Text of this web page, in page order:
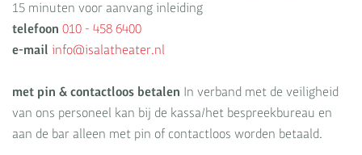
15 minuten voor aanvang inleiding
telefoon 010 - 458 6400
e-mail info@isalatheater.nl
met pin & contactloos betalen In verband met de veiligheid
van ons personeel kan bij de kassa/het bespreekbureau en
aan de bar alleen met pin of contactloos worden betaald.